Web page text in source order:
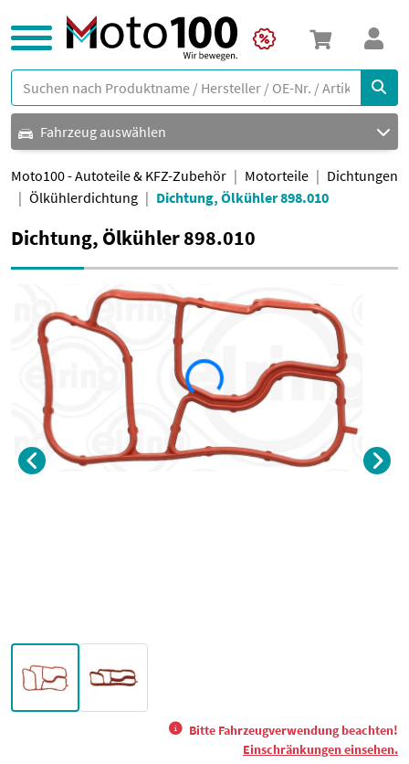
Fahrzeug auswählen
Moto100 - Autoteile & KFZ-Zubehör Motorteile
Dichtungen
Ölkühlerdichtung
Dichtung, Ölkühler 898.010
Dichtung, Ölkühler 898.010
Bitte Fahrzeugverwendung beachten!
Einschränkungen einsehen.